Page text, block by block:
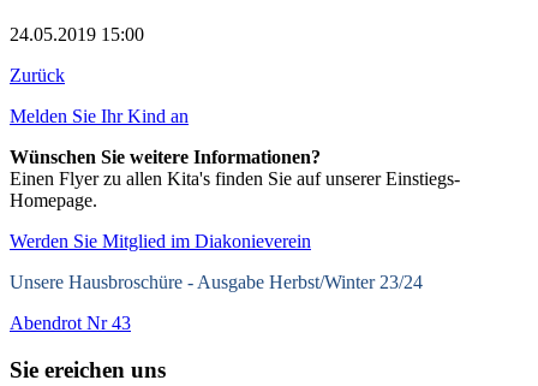
24.05.2019 15:00
Zurück
Melden Sie Ihr Kind an
Wünschen Sie weitere Informationen?
Einen Flyer zu allen Kita's finden Sie auf unserer Einstiegs-
Homepage.
Werden Sie Mitglied im Diakonieverein
Unsere Hausbroschüre - Ausgabe Herbst/Winter 23/24
Abendrot Nr 43
Sie ereichen uns